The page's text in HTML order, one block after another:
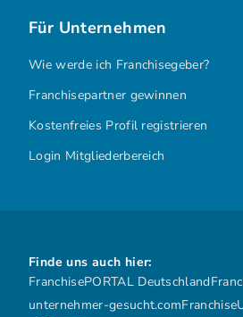
Für Unternehmen
Wie werde ich Franchisegeber?
Franchisepartner gewinnen
Kostenfreies Profil registrieren
Login Mitgliederbereich
Finde uns auch hier:
FranchisePORTAL Deutschland
unternehmer-gesucht.com